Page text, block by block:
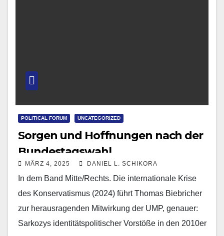
POLITICAL FORUM UNCATEGORIZED
Sorgen und Hoffnungen nach der
Bundestagswahl
MÄRZ 4, 2025 DANIEL L. SCHIKORA
In dem Band Mitte/Rechts. Die internationale Krise
des Konservatismus (2024) führt Thomas Biebricher
zur herausragenden Mitwirkung der UMP, genauer:
Sarkozys identitätspolitischer Vorstöße in den 2010er